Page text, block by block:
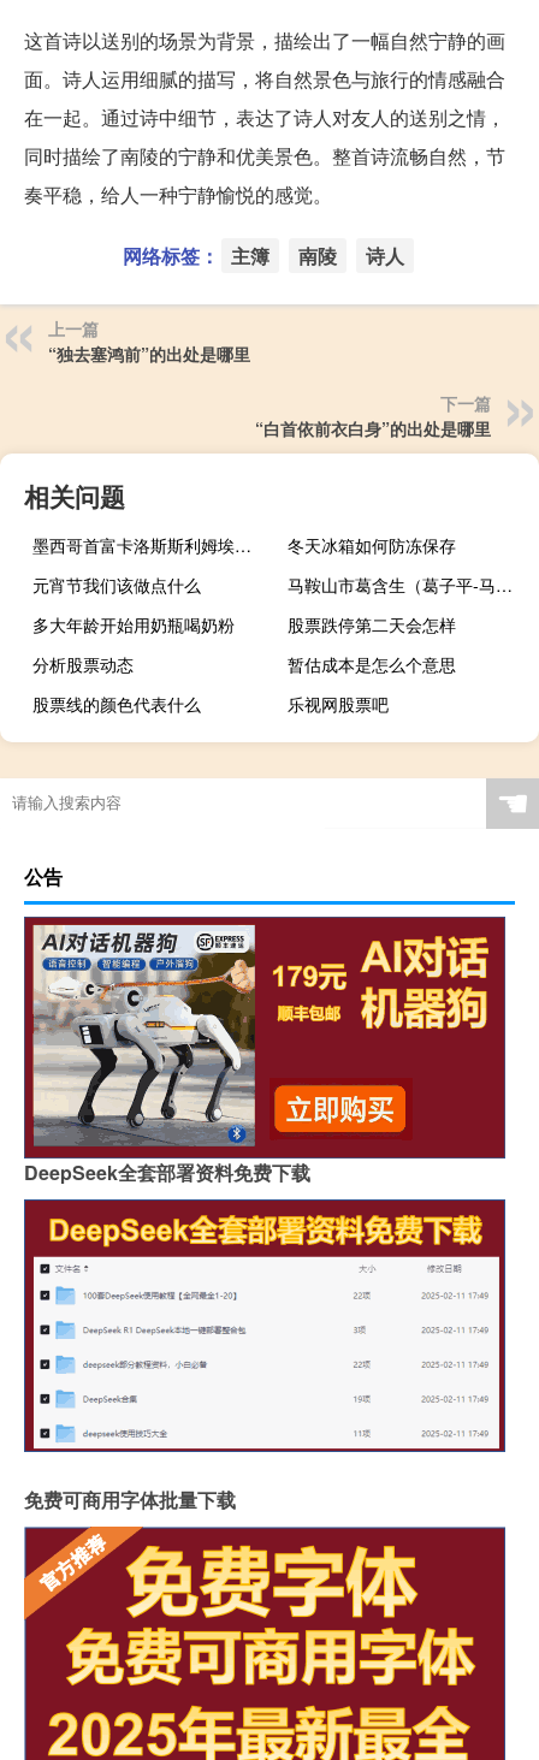
这首诗以送别的场景为背景，描绘出了一幅自然宁静的画
面。诗人运用细腻的描写，将自然景色与旅行的情感融合
在一起。通过诗中细节，表达了诗人对友人的送别之情，
同时描绘了南陵的宁静和优美景色。整首诗流畅自然，节
奏平稳，给人一种宁静愉悦的感觉。
网络标签： 主簿 南陵 诗人
上一篇
“独去塞鸿前”的出处是哪里
下一篇
“白首依前衣白身”的出处是哪里
相关问题
墨西哥首富卡洛斯斯利姆埃卢（卡洛斯斯利姆埃卢-墨西哥美洲电信首席执行官介绍）
冬天冰箱如何防冻保存
元宵节我们该做点什么
马鞍山市葛含生（葛子平-马鞍山幼儿师范学校副校长简介）
多大年龄开始用奶瓶喝奶粉
股票跌停第二天会怎样
分析股票动态
暂估成本是怎么个意思
股票线的颜色代表什么
乐视网股票吧
☚
公告
DeepSeek全套部署资料免费下载
免费可商用字体批量下载